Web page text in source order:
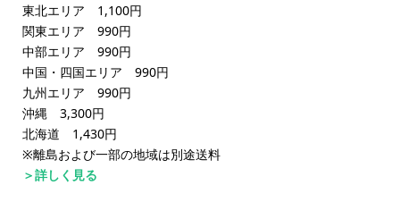
東北エリア 1,100円
関東エリア 990円
中部エリア 990円
中国・四国エリア 990円
九州エリア 990円
沖縄 3,300円
北海道 1,430円
※離島および一部の地域は別途送料
＞詳しく見る